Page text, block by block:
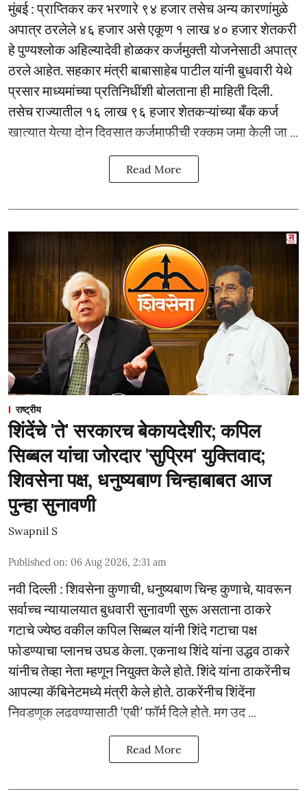
मुंबई : प्राप्तिकर कर भरणारे ९४ हजार तसेच अन्य कारणांमुळे
अपात्र ठरलेले ४६ हजार असे एकूण १ लाख ४० हजार शेतकरी
हे पुण्यश्लोक अहिल्यादेवी होळकर कर्जमुक्ती योजनेसाठी अपात्र
ठरले आहेत. सहकार मंत्री बाबासाहेब पाटील यांनी बुधवारी येथे
प्रसार माध्यमांच्या प्रतिनिधींशी बोलताना ही माहिती दिली.
तसेच राज्यातील १६ लाख ९६ हजार शेतकऱ्यांच्या बँक कर्ज
खात्यात येत्या दोन दिवसात कर्जमाफीची रक्कम जमा केली जा ...
Read More
राष्ट्रीय
शिंदेंचे 'ते' सरकारच बेकायदेशीर; कपिल
सिब्बल यांचा जोरदार 'सुप्रिम' युक्तिवाद;
शिवसेना पक्ष, धनुष्यबाण चिन्हाबाबत आज
पुन्हा सुनावणी
Swapnil S
Published on: 06 Aug 2026, 2:31 am
नवी दिल्ली : शिवसेना कुणाची, धनुष्यबाण चिन्ह कुणाचे, यावरून
सर्वाच्च न्यायालयात बुधवारी सुनावणी सुरू असताना ठाकरे
गटाचे ज्येष्ठ वकील कपिल सिब्बल यांनी शिंदे गटाचा पक्ष
फोडण्याचा प्लानच उघड केला. एकनाथ शिंदे यांना उद्धव ठाकरे
यांनीच तेव्हा नेता म्हणून नियुक्त केले होते. शिंदे यांना ठाकरेंनीच
आपल्या कॅबिनेटमध्ये मंत्री केले होते. ठाकरेंनीच शिंदेंना
निवडणूक लढवण्यासाठी ‘एबी’ फॉर्म दिले होते. मग उद ...
Read More